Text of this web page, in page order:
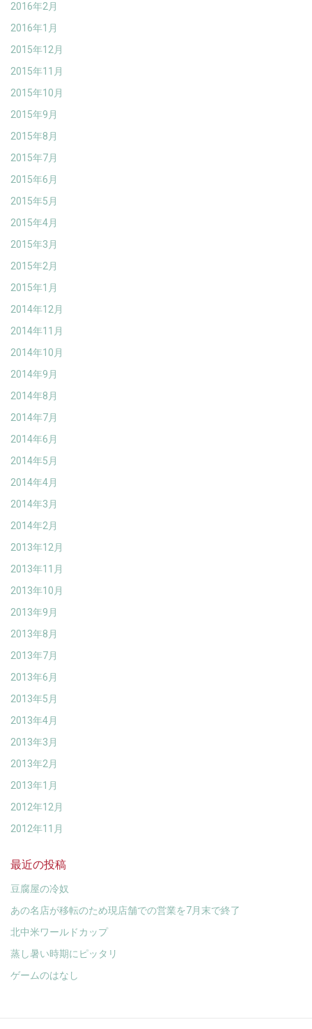
2016年2月
2016年1月
2015年12月
2015年11月
2015年10月
2015年9月
2015年8月
2015年7月
2015年6月
2015年5月
2015年4月
2015年3月
2015年2月
2015年1月
2014年12月
2014年11月
2014年10月
2014年9月
2014年8月
2014年7月
2014年6月
2014年5月
2014年4月
2014年3月
2014年2月
2013年12月
2013年11月
2013年10月
2013年9月
2013年8月
2013年7月
2013年6月
2013年5月
2013年4月
2013年3月
2013年2月
2013年1月
2012年12月
2012年11月
最近の投稿
豆腐屋の冷奴
あの名店が移転のため現店舗での営業を7月末で終了
北中米ワールドカップ
蒸し暑い時期にピッタリ
ゲームのはなし